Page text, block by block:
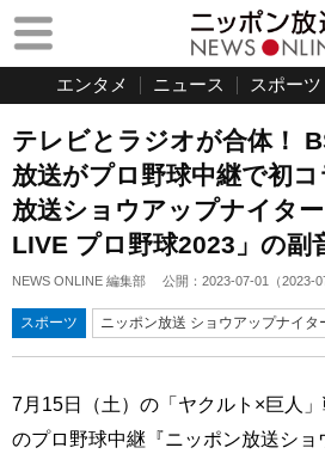
エンタメ ニュース スポーツ
テレビとラジオが合体！
放送がプロ野球中継で初
放送ショウアップナイタ
LIVE プロ野球2023」の副
NEWS ONLINE 編集部 公開： 2023-07-01 （2023-
スポーツ ニッポン放送 ショウアップナイタ
7月15日（土）の「ヤクルト×巨人
のプロ野球中継『ニッポン放送ショ